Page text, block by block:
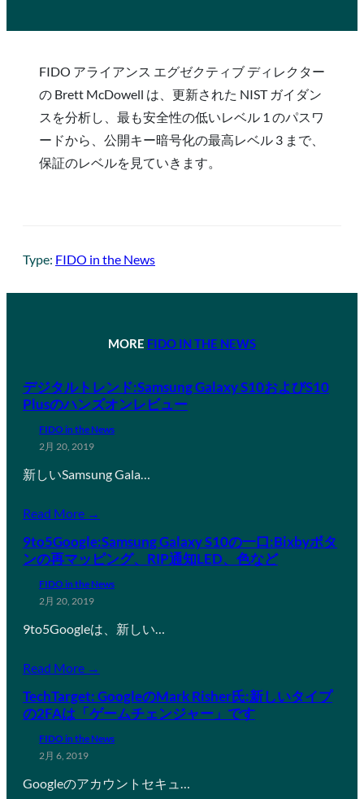
FIDO アライアンス エグゼクティブ ディレクター
の Brett McDowell は、更新された NIST ガイダン
スを分析し、最も安全性の低いレベル 1 のパスワ
ードから、公開キー暗号化の最高レベル 3 まで、
保証のレベルを見ていきます。
Type: FIDO in the News
MORE FIDO IN THE NEWS
デジタルトレンド:Samsung Galaxy S10およびS10
Plusのハンズオンレビュー
FIDO in the News
2月 20, 2019
新しいSamsung Gala…
Read More →
9to5Google:Samsung Galaxy S10の一口:Bixbyボタ
ンの再マッピング、RIP通知LED、色など
FIDO in the News
2月 20, 2019
9to5Googleは、新しい…
Read More →
TechTarget: GoogleのMark Risher氏:新しいタイプ
の2FAは「ゲームチェンジャー」です
FIDO in the News
2月 6, 2019
Googleのアカウントセキュ…